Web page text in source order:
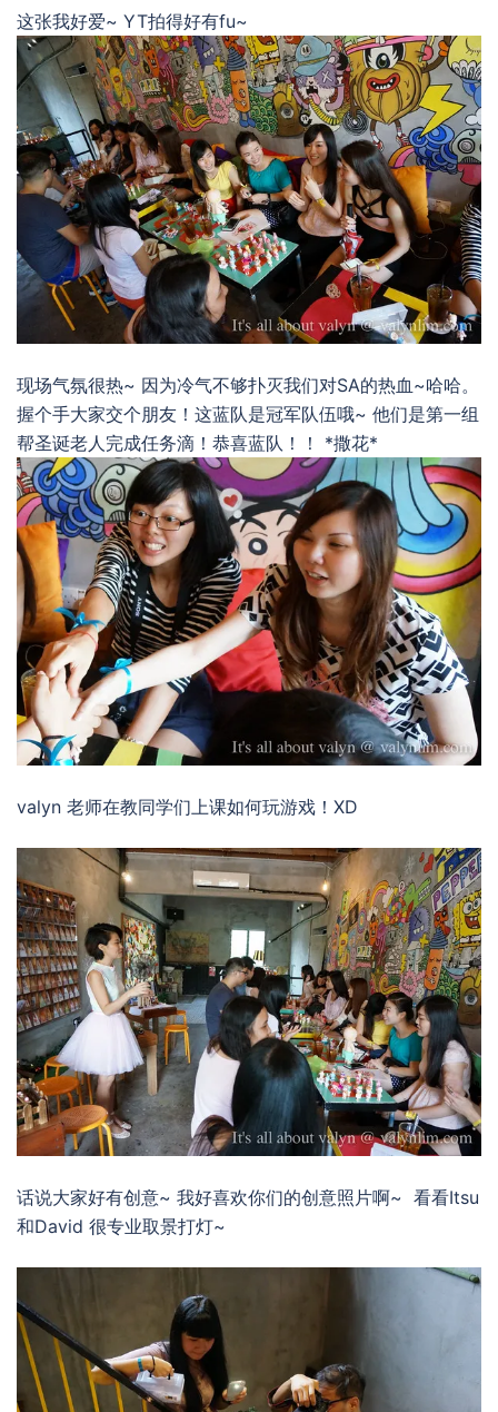
这张我好爱~ YT拍得好有fu~
现场气氛很热~ 因为冷气不够扑灭我们对SA的热血~哈哈。
握个手大家交个朋友！这蓝队是冠军队伍哦~ 他们是第一组
帮圣诞老人完成任务滴！恭喜蓝队！！ *撒花*
valyn 老师在教同学们上课如何玩游戏！XD
话说大家好有创意~ 我好喜欢你们的创意照片啊~ 看看Itsu
和David 很专业取景打灯~